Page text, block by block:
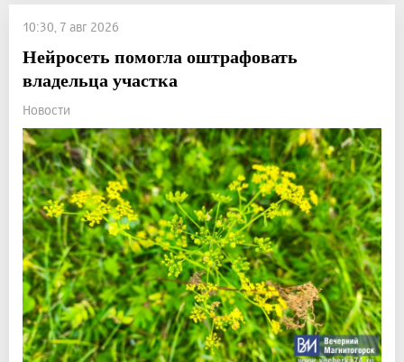
10:30, 7 авг 2026
Нейросеть помогла оштрафовать
владельца участка
Новости